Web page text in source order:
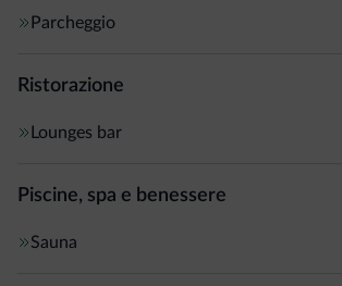
Parcheggio
Ristorazione
Lounges bar
Piscine, spa e benessere
Sauna